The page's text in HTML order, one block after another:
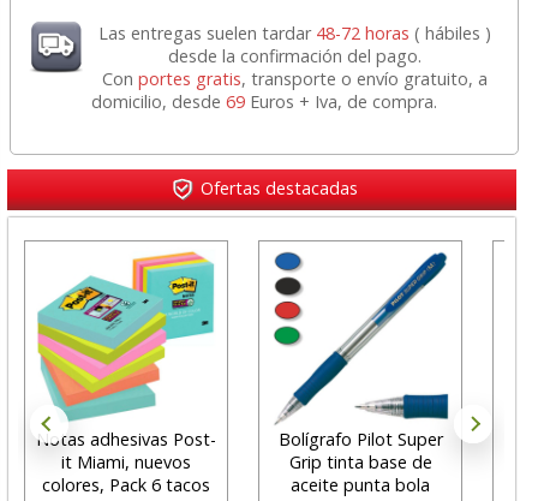
Las entregas suelen tardar 48-72 horas ( hábiles )
desde la confirmación del pago.
Con portes gratis, transporte o envío gratuito, a
domicilio, desde69 Euros + Iva, de compra.
Ofertas destacadas
Notas adhesivas Post-
it Miami, nuevos
colores, Pack 6 tacos
Bolígrafo Pilot Super
Grip tinta base de
aceite punta bola